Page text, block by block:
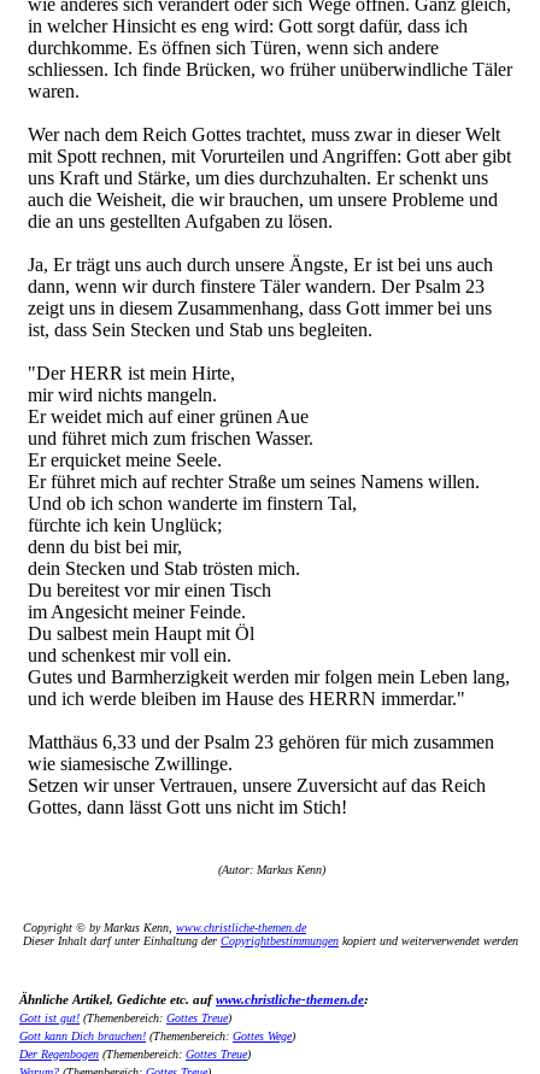
wie anderes sich verändert oder sich Wege öffnen. Ganz gleich,
in welcher Hinsicht es eng wird: Gott sorgt dafür, dass ich
durchkomme. Es öffnen sich Türen, wenn sich andere
schliessen. Ich finde Brücken, wo früher unüberwindliche Täler
waren.
Wer nach dem Reich Gottes trachtet, muss zwar in dieser Welt
mit Spott rechnen, mit Vorurteilen und Angriffen: Gott aber gibt
uns Kraft und Stärke, um dies durchzuhalten. Er schenkt uns
auch die Weisheit, die wir brauchen, um unsere Probleme und
die an uns gestellten Aufgaben zu lösen.
Ja, Er trägt uns auch durch unsere Ängste, Er ist bei uns auch
dann, wenn wir durch finstere Täler wandern. Der Psalm 23
zeigt uns in diesem Zusammenhang, dass Gott immer bei uns
ist, dass Sein Stecken und Stab uns begleiten.
"Der HERR ist mein Hirte,
mir wird nichts mangeln.
Er weidet mich auf einer grünen Aue
und führet mich zum frischen Wasser.
Er erquicket meine Seele.
Er führet mich auf rechter Straße um seines Namens willen.
Und ob ich schon wanderte im finstern Tal,
fürchte ich kein Unglück;
denn du bist bei mir,
dein Stecken und Stab trösten mich.
Du bereitest vor mir einen Tisch
im Angesicht meiner Feinde.
Du salbest mein Haupt mit Öl
und schenkest mir voll ein.
Gutes und Barmherzigkeit werden mir folgen mein Leben lang,
und ich werde bleiben im Hause des HERRN immerdar."
Matthäus 6,33 und der Psalm 23 gehören für mich zusammen
wie siamesische Zwillinge.
Setzen wir unser Vertrauen, unsere Zuversicht auf das Reich
Gottes, dann lässt Gott uns nicht im Stich!
(Autor: Markus Kenn)
Copyright © by Markus Kenn, www.christliche-themen.de
Dieser Inhalt darf unter Einhaltung der Copyrightbestimmungen kopiert und weiterverwendet werden
Ähnliche Artikel, Gedichte etc. aufwww.christliche-themen.de:
Gott ist gut! (Themenbereich: Gottes Treue)
Gott kann Dich brauchen! (Themenbereich: Gottes Wege)
Der Regenbogen (Themenbereich: Gottes Treue)